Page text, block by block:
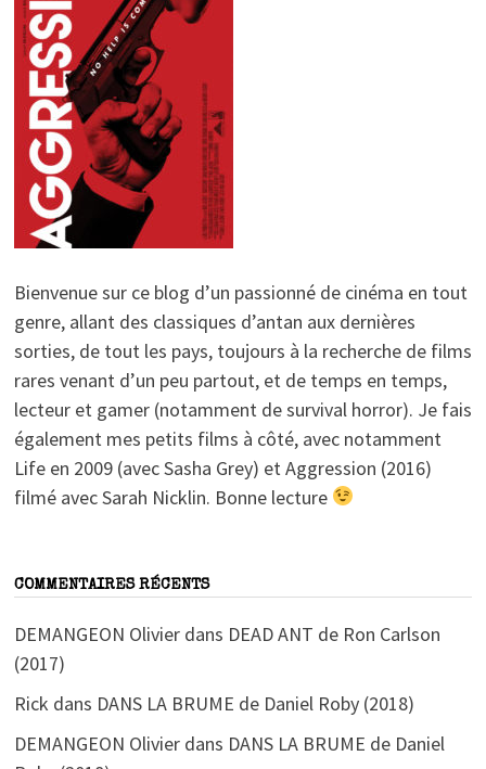
Bienvenue sur ce blog d’un passionné de cinéma en tout
genre, allant des classiques d’antan aux dernières
sorties, de tout les pays, toujours à la recherche de films
rares venant d’un peu partout, et de temps en temps,
lecteur et gamer (notamment de survival horror). Je fais
également mes petits films à côté, avec notamment
Life en 2009 (avec Sasha Grey) et Aggression (2016)
filmé avec Sarah Nicklin. Bonne lecture
COMMENTAIRES RÉCENTS
DEMANGEON Olivierdans DEAD ANT de Ron Carlson
(2017)
Rick dans DANS LA BRUME de Daniel Roby (2018)
DEMANGEON Olivierdans DANS LA BRUME de Daniel